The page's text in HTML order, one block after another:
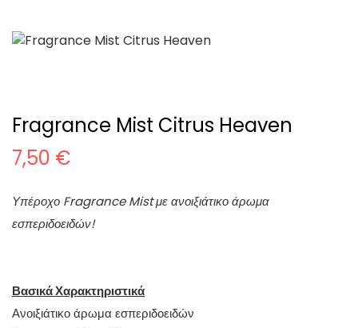
Fragrance Mist Citrus Heaven
7,50 €
Υπέροχο Fragrance Mist με ανοιξιάτικο άρωμα
εσπεριδοειδών!
Βασικά Χαρακτηριστικά
Ανοιξιάτικο άρωμα εσπεριδοειδών